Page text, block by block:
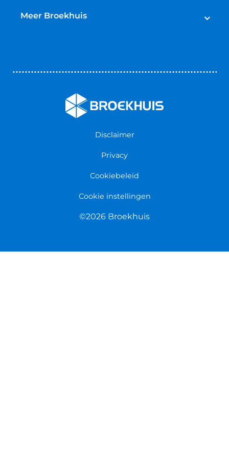
Schadeherstel
Meer Broekhuis
Nieuws & Blogs
Algemene voorwaarden
Disclaimer
Privacy
Cookiebeleid
Cookie instellingen
©2026 Broekhuis